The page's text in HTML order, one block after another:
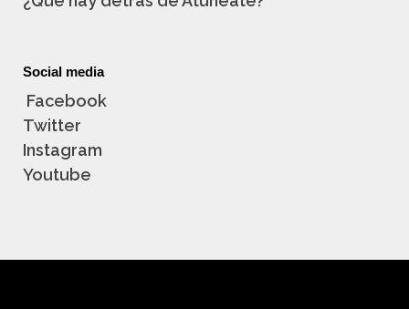
Social media
Facebook
Twitter
Instagram
Youtube